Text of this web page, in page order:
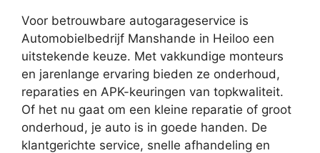
Voor betrouwbare autogarageservice is
Automobielbedrijf Manshande in Heiloo een
uitstekende keuze. Met vakkundige monteurs
en jarenlange ervaring bieden ze onderhoud,
reparaties en APK-keuringen van topkwaliteit.
Of het nu gaat om een kleine reparatie of groot
onderhoud, je auto is in goede handen. De
klantgerichte service, snelle afhandeling en